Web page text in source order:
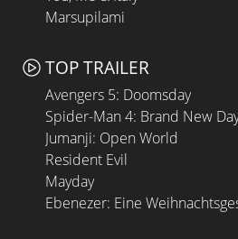
Marsupilami
TOP TRAILER
Avengers 5: Doomsday
Spider-Man 4: Brand New
Jumanji: Open World
Resident Evil
Mayday
Ebenezer: Eine